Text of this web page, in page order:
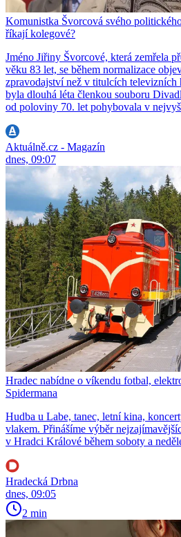
Komunistka Švorcová svého
říkají kolegové?
Jméno Jiřiny Švorcové, která zemřela
věku 83 let, se během normalizace
zpravodajství než v titulcích televizních
byla dlouhá léta členkou souboru
od poloviny 70. let pohybovala v
Aktuálně.cz - Magazín
dnes, 09:07
Hradec nabídne o víkendu fotbal,
Spidermana
Hudba u Labe, tanec, letní kina,
vlakem. Přinášíme výběr
v Hradci Králové během soboty a
Hradecká Drbna
dnes, 09:05
2 min